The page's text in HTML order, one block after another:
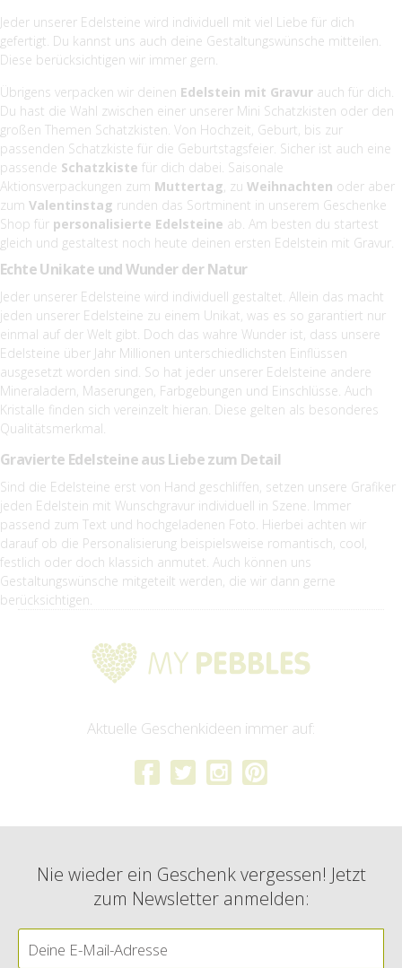
Jeder unserer Edelsteine wird individuell mit viel Liebe für dich
gefertigt. Du kannst uns auch deine Gestaltungswünsche mitteilen.
Diese berücksichtigen wir immer gern.
Übrigens verpacken wir deinen Edelstein mit Gravur auch für dich.
Du hast die Wahl zwischen einer unserer Mini Schatzkisten oder den
großen Themen Schatzkisten. Von Hochzeit, Geburt, bis zur
passenden Schatzkiste für die Geburtstagsfeier. Sicher ist auch eine
passende Schatzkiste für dich dabei. Saisonale
Aktionsverpackungen zum Muttertag, zu Weihnachten oder aber
zum Valentinstag runden das Sortminent in unserem Geschenke
Shop für personalisierte Edelsteine ab. Am besten du startest
gleich und gestaltest noch heute deinen ersten Edelstein mit Gravur.
Echte Unikate und Wunder der Natur
Jeder unserer Edelsteine wird individuell gestaltet. Allein das macht
jeden unserer Edelsteine zu einem Unikat, was es so garantiert nur
einmal auf der Welt gibt. Doch das wahre Wunder ist, dass unsere
Edelsteine über Jahr Millionen unterschiedlichsten Einflüssen
ausgesetzt worden sind. So hat jeder unserer Edelsteine andere
Mineraladern, Maserungen, Farbgebungen und Einschlüsse. Auch
Kristalle finden sich vereinzelt hieran. Diese gelten als besonderes
Qualitätsmerkmal.
Gravierte Edelsteine aus Liebe zum Detail
Sind die Edelsteine erst von Hand geschliffen, setzen unsere Grafiker
jeden Edelstein mit Wunschgravur individuell in Szene. Immer
passend zum Text und hochgeladenen Foto. Hierbei achten wir
darauf ob die Personalisierung beispielsweise romantisch, cool,
festlich oder doch klassich anmutet. Auch können uns
Gestaltungswünsche mitgeteilt werden, die wir dann gerne
berücksichtigen.
Aktuelle Geschenkideen immer auf:
Nie wieder ein Geschenk vergessen! Jetzt
zum Newsletter anmelden: